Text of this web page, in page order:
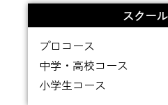
スクール
プロコース
中学・高校コース
小学生コース